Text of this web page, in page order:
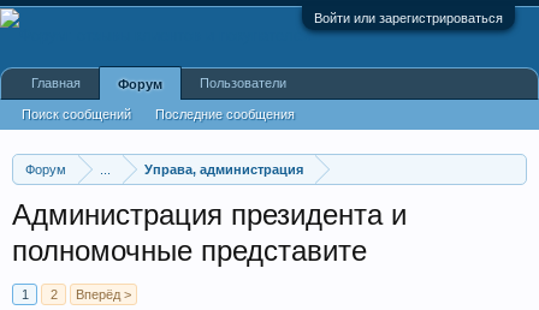
Войти или зарегистрироваться
Форум Управа, администрация
Администрация президента и
полномочные представите
1 2 Вперёд >
Главная Форум
Поиск сообщений Последние сообщения
Пользователи